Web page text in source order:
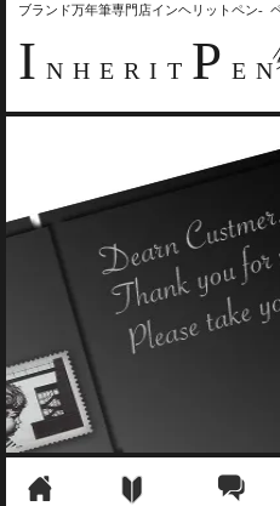
ブランド万年筆専門店インヘリットペン-
I NHERIT P